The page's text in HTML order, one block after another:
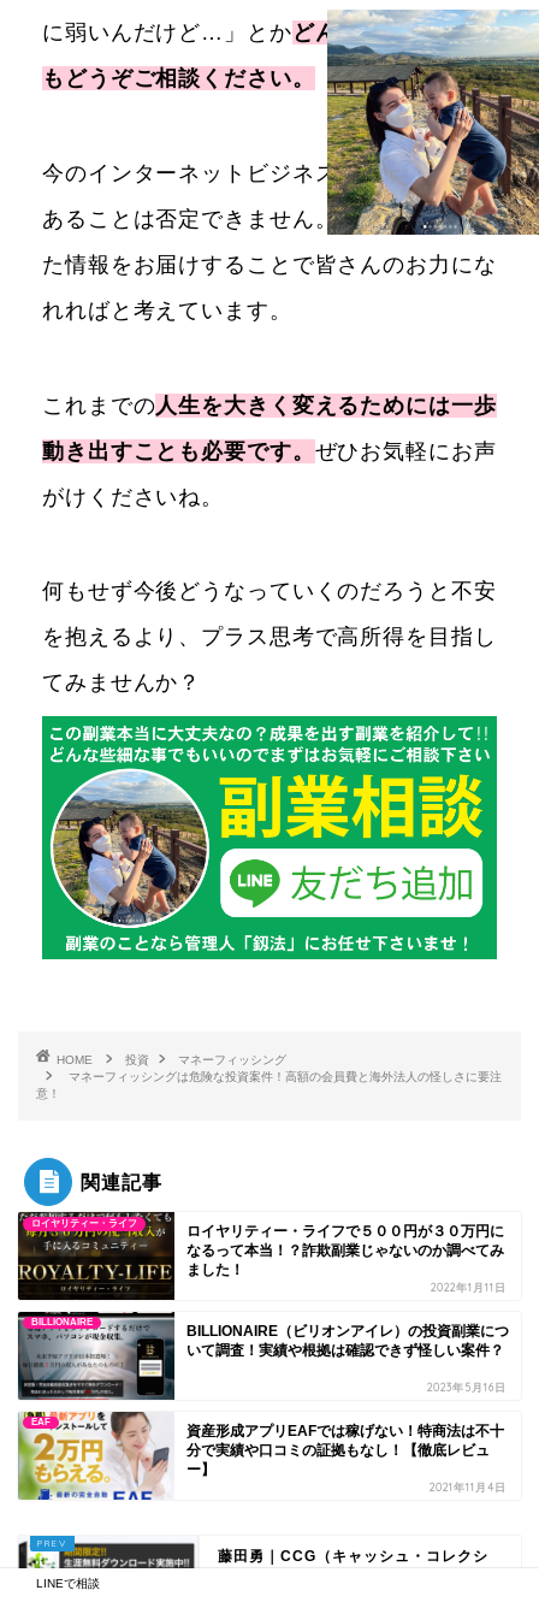
に弱いんだけど…」とかどんな些細なことで
もどうぞご相談ください。
今のインターネットビジネスの多くが危険で
あることは否定できません。それでも厳選し
た情報をお届けすることで皆さんのお力にな
れればと考えています。
これまでの人生を大きく変えるためには一歩
動き出すことも必要です。 ぜひお気軽にお声
がけくださいね。
何もせず今後どうなっていくのだろうと不安
を抱えるより、プラス思考で高所得を目指し
てみませんか？
HOME 投資
マネーフィッシング
マネーフィッシングは危険な投資案件！高額の会員費と海外法人の怪しさに要注
意！
関連記事
ロイヤリティー・ライフ
ロイヤリティー・ライフで５００円が３０万円に
なるって本当！？詐欺副業じゃないのか調べてみ
ました！
2022年1月11日
BILLIONAIRE
BILLIONAIRE（ビリオンアイレ）の投資副業につ
いて調査！実績や根拠は確認できず怪しい案件？
2023年5月16日
EAF
資産形成アプリEAFでは稼げない！特商法は不十
分で実績や口コミの証拠もなし！【徹底レビュ
ー】
2021年11月4日
藤田勇｜CCG（キャッシュ・コレクシ
LINEで相談